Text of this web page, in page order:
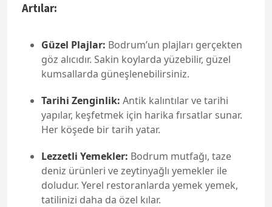
Artılar:
Güzel Plajlar: Bodrum’un plajları gerçekten
göz alıcıdır. Sakin koylarda yüzebilir, güzel
kumsallarda güneşlenebilirsiniz.
Tarihi Zenginlik: Antik kalıntılar ve tarihi
yapılar, keşfetmek için harika fırsatlar sunar.
Her köşede bir tarih yatar.
Lezzetli Yemekler: Bodrum mutfağı, taze
deniz ürünleri ve zeytinyağlı yemekler ile
doludur. Yerel restoranlarda yemek yemek,
tatilinizi daha da özel kılar.